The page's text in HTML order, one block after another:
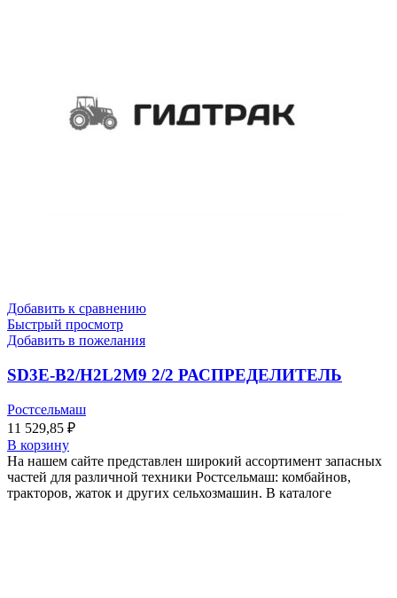
Добавить к сравнению
Быстрый просмотр
Добавить в пожелания
SD3E-B2/H2L2M9 2/2 РАСПРЕДЕЛИТЕЛЬ
Ростсельмаш
11 529,85 ₽
В корзину
На нашем сайте представлен широкий ассортимент запасных
частей для различной техники Ростсельмаш: комбайнов,
тракторов, жаток и других сельхозмашин. В каталоге